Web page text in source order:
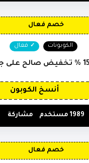
خصم فعال
الكوبونات فعال
أنسخ الكوبون
1989 مستخدم مشاركة
خصم فعال